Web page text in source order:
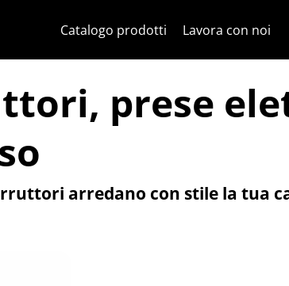
Catalogo prodotti Lavora con noi
prese
arredano con stile la tua